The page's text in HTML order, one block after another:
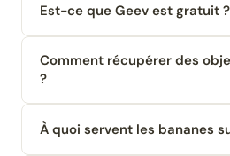
Est-ce que Geev est gratuit ?
Comment récupérer des
?
À quoi servent les bananes